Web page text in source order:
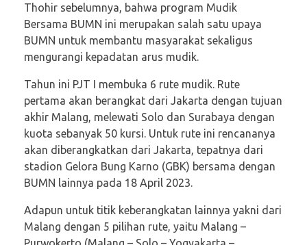
Thohir sebelumnya, bahwa program Mudik
Bersama BUMN ini merupakan salah satu upaya
BUMN untuk membantu masyarakat sekaligus
mengurangi kepadatan arus mudik.
Tahun ini PJT I membuka 6 rute mudik. Rute
pertama akan berangkat dari Jakarta dengan tujuan
akhir Malang, melewati Solo dan Surabaya dengan
kuota sebanyak 50 kursi. Untuk rute ini rencananya
akan diberangkatkan dari Jakarta, tepatnya dari
stadion Gelora Bung Karno (GBK) bersama dengan
BUMN lainnya pada 18 April 2023.
Adapun untuk titik keberangkatan lainnya yakni dari
Malang dengan 5 pilihan rute, yaitu Malang –